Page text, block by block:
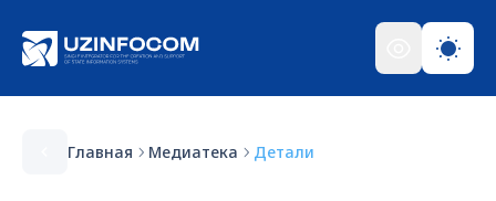
Главная Медиатека Детали